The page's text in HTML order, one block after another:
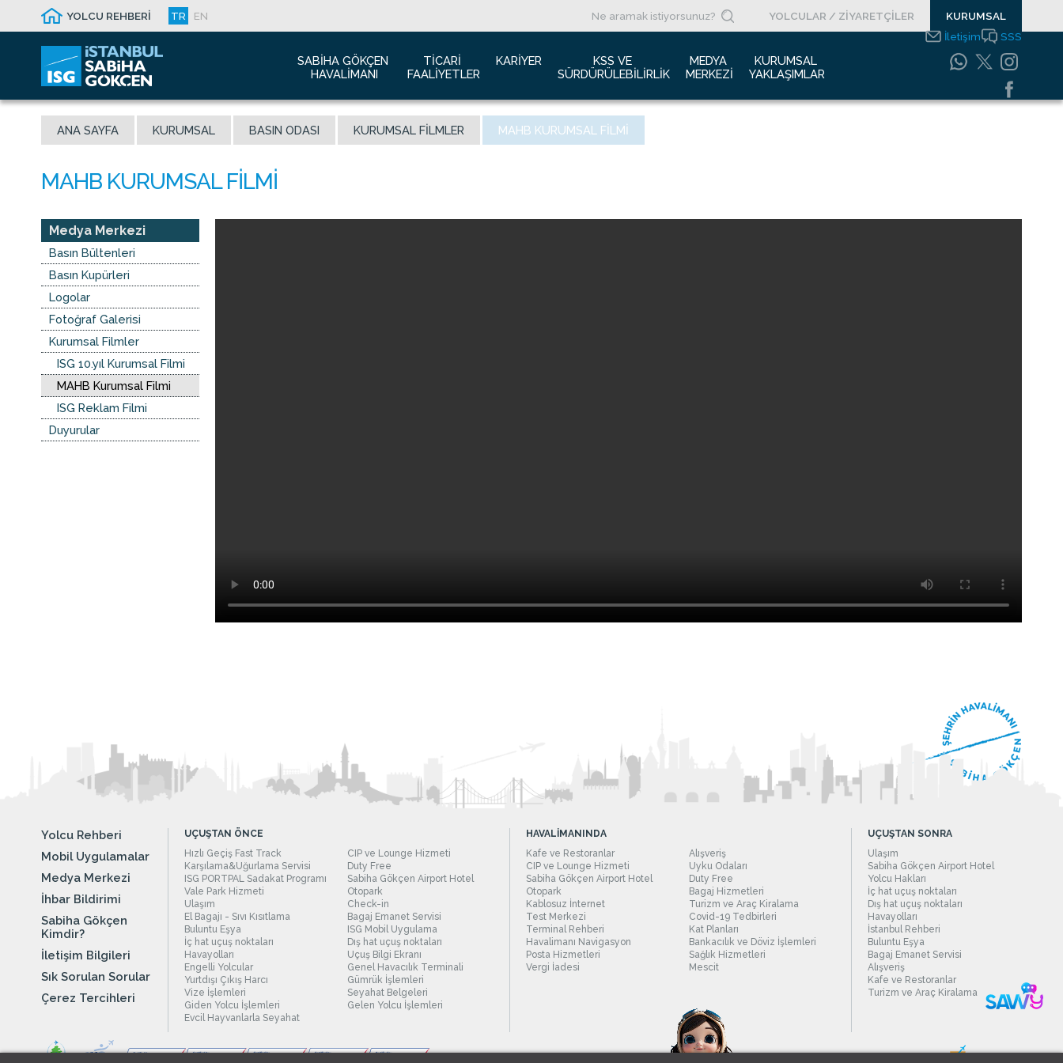
YOLCU REHBERİ TR EN YOLCULAR / ZİYARETÇİLER KURUMSAL
SABIHA GÖKÇEN
HAVALIMANI
Havalimanı Trafik Raporu
TICARI
FAALIYETLER
Havacılık Pazarlama
Reklam Fırsatları
KARIYER
İnsan Kaynakları Politikası
KSS VE
SÜRDÜRÜLEBILIRLIK
Yeşil Havaalanı Projesi
Engelsiz Havaalanı
MEDYA
MERKEZI
KURUMSAL
YAKLAŞIMLAR
İletişim SSS
ANA SAYFA KURUMSAL BASIN ODASI KURUMSAL FILMLER MAHB KURUMSAL FILMI
Medya Merkezi
Basın Bültenleri
Basın Kupürleri
Logolar
Fotoğraf Galerisi
Kurumsal Filmler
ISG 10.yıl Kurumsal Filmi
MAHB Kurumsal Filmi
ISG Reklam Filmi
Duyurular
Yolcu Rehberi
Mobil Uygulamalar
Medya Merkezi
İhbar Bildirimi
Sabiha Gökçen
Kimdir?
İletişim Bilgileri
Sık Sorulan Sorular
Çerez Tercihleri
UÇUŞTAN ÖNCE
Hızlı Geçiş Fast Track
CIP ve Lounge Hizmeti
Karşılama&Uğurlama Servisi
Duty Free
ISG PORTPAL Sadakat Programı
Sabiha Gökçen Airport Hotel
Vale Park Hizmeti
Otopark
Ulaşım
Check-in
El Bagajı - Sıvı Kısıtlama
Bagaj Emanet Servisi
Buluntu Eşya
ISG Mobil Uygulama
İç hat uçuş noktaları
Dış hat uçuş noktaları
Havayolları
Uçuş Bilgi Ekranı
Engelli Yolcular
Genel Havacılık Terminali
Yurtdışı Çıkış Harcı
Gümrük İşlemleri
Vize İşlemleri
Seyahat Belgeleri
Giden Yolcu İşlemleri
Gelen Yolcu İşlemleri
Evcil Hayvanlarla Seyahat
HAVALİMANINDA
Kafe ve Restoranlar
Alışveriş
CIP ve Lounge Hizmeti
Uyku Odaları
Sabiha Gökçen Airport Hotel
Duty Free
Otopark
Bagaj Hizmetleri
Kablosuz İnternet
Turizm ve Araç Kiralama
Test Merkezi
Covid-19 Tedbirleri
Terminal Rehberi
Kat Planları
Havalimanı Navigasyon
Bankacılık ve Döviz İşlemleri
Posta Hizmetleri
Sağlık Hizmetleri
Vergi İadesi
Mescit
UÇUŞTAN SONRA
Ulaşım
Sabiha Gökçen Airport Hotel
Yolcu Hakları
İç hat uçuş noktaları
Dış hat uçuş noktaları
Havayolları
İstanbul Rehberi
Buluntu Eşya
Bagaj Emanet Servisi
Alışveriş
Kafe ve Restoranlar
Turizm ve Araç Kiralama